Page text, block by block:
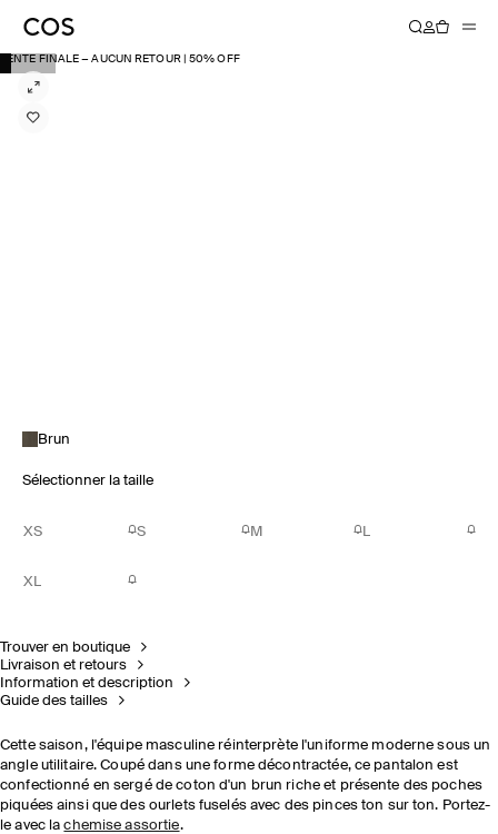
VENTE FINALE − AUCUN RETOUR | 50% OFF
Brun
Sélectionner la taille
XS S M L
XL
Trouver en boutique
Livraison et retours
Information et description
Guide des tailles
Cette saison, l'équipe masculine réinterprète l'uniforme moderne sous un
angle utilitaire. Coupé dans une forme décontractée, ce pantalon est
confectionné en sergé de coton d'un brun riche et présente des poches
piquées ainsi que des ourlets fuselés avec des pinces ton sur ton. Portez-
le avec lachemise assortie.